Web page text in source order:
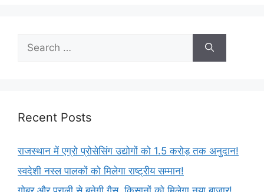
Recent Posts
राजस्थान में एग्रो प्रोसेसिंग उद्योगों को 1.5 करोड़ तक अनुदान!
स्वदेशी नस्ल पालकों को मिलेगा राष्ट्रीय सम्मान!